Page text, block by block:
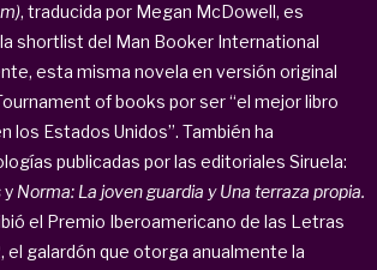
, traducida por Megan McDowell, es
shortlist del Man Booker International
esta misma novela en versión original
of books por ser “el mejor libro
los Estados Unidos”. También ha
publicadas por las editoriales Siruela:
y Norma: La joven guardia y Una terraza propia.
el Premio Iberoamericano de las Letras
el galardón que otorga anualmente la